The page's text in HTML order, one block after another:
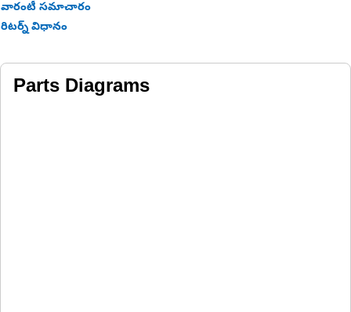
వారంటీ సమాచారం
రిటర్న్ విధానం
Parts Diagrams